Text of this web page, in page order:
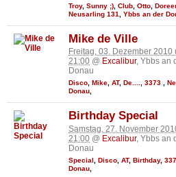
Troy, Sunny ;) Club Otto
Neusarling 131
Ybbs an der
Mike de Ville
Freitag, 03. Dezember 2010
21:00 @ Excalibur, Ybbs an
Donau
Disco, Mike, AT, De...., 3373 ,
Donau,
Birthday Special
Samstag, 27. November
21:00 @ Excalibur, Ybbs an
Donau
Special Disco AT, Birthday,
Donau